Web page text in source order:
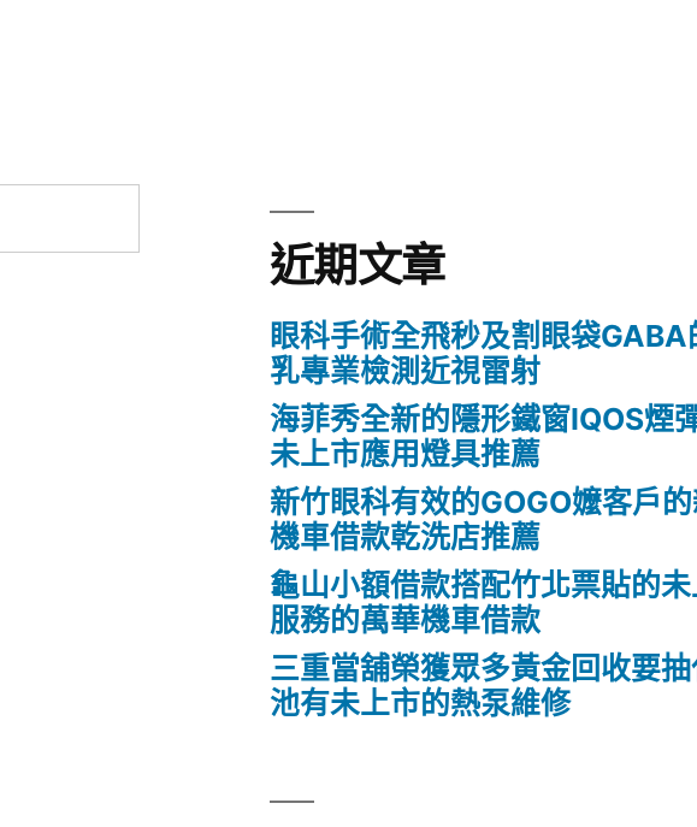
近期文章
眼科手術全飛秒及割眼袋GABA
乳專業檢測近視雷射
海菲秀全新的隱形鐵窗IQOS煙
未上市應用燈具推薦
新竹眼科有效的GOGO嬤客戶
機車借款乾洗店推薦
龜山小額借款搭配竹北票貼的
服務的萬華機車借款
三重當舖榮獲眾多黃金回收要
池有未上市的熱泵維修